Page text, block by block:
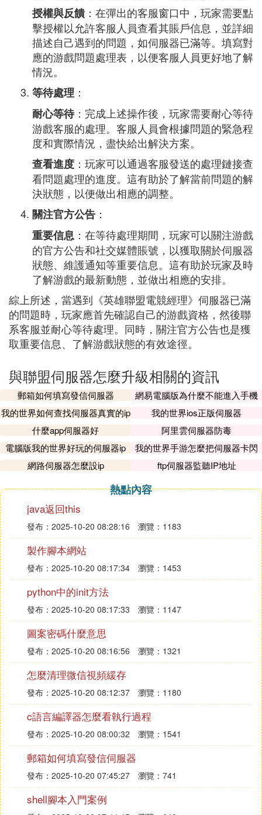
授權與反饋：在彈出的客服窗口中，玩家需要點
擊授權以允許客服人員查看其賬戶信息，並詳細
描述自己遇到的問題，如伺服器已滿等。填寫對
應的游戲問題處理表，以便客服人員更好地了解
情況。
等待處理 ：
耐心等待：完成上述操作後，玩家需要耐心等待
游戲客服的處理。客服人員會根據問題的緊急程
度和實際情況，盡快給出解決方案。
查看進度 ：玩家可以通過客服發送的處理鏈接查
看問題處理的進度。這有助於了解當前問題的解
決狀態，以便做出相應的調整。
關注官方公告 ：
重要信息 ：在等待處理期間，玩家可以關注游戲
的官方公告和社交媒體賬號，以獲取關於伺服器
狀態、維護通知等重要信息。這有助於玩家及時
了解游戲的最新動態，並做出相應的安排。
綜上所述，當遇到《英雄聯盟電競經理》伺服器已滿
的問題時，玩家應首先確認自己的游戲資格，然後聯
系客服並耐心等待處理。同時，關注官方公告也是獲
取重要信息、了解游戲狀態的有效途徑。
與聯盟伺服器怎麼升級相關的資訊
郵箱如何填寫發信伺服器
網易電腦版為什麼不能進入手機
伺服器
我的世界如何查找伺服器真實的ip
我的世界ios正版伺服器
什麼app伺服器好
阿里雲伺服器防毒
電腦版我的世界好玩的伺服器ip
我的世界手游怎麼把伺服器卡閃
退
網路伺服器怎麼設ip ftp伺服器監聽IP地址
熱點內容
java返回this
發布：2025-10-20 08:28:16 瀏覽：1183
製作腳本網站
發布：2025-10-20 08:17:34 瀏覽：1453
python中的init方法
發布：2025-10-20 08:17:33 瀏覽：1147
圖案密碼什麼意思
發布：2025-10-20 08:16:56 瀏覽：1321
怎麼清理微信視頻緩存
發布：2025-10-20 08:12:37 瀏覽：1180
c語言編譯器怎麼看執行過程
發布：2025-10-20 08:00:32 瀏覽：1541
郵箱如何填寫發信伺服器
發布：2025-10-20 07:45:27 瀏覽：741
shell腳本入門案例